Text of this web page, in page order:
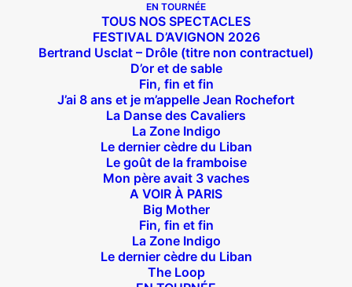
EN TOURNÉE
TOUS NOS SPECTACLES
FESTIVAL D’AVIGNON 2026
Bertrand Usclat – Drôle (titre non contractuel)
D’or et de sable
Fin, fin et fin
J’ai 8 ans et je m’appelle Jean Rochefort
La Danse des Cavaliers
La Zone Indigo
Le dernier cèdre du Liban
Le goût de la framboise
Mon père avait 3 vaches
A VOIR À PARIS
Big Mother
Fin, fin et fin
La Zone Indigo
Le dernier cèdre du Liban
The Loop